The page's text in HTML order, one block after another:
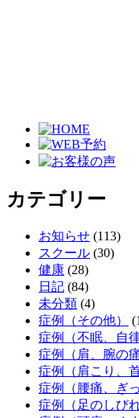
カテゴリー
お知らせ (113)
スクール (30)
健康 (28)
日記 (84)
未分類 (4)
症例（その他）
症例（不眠、自
症例（肩、腕の痛
症例（肩こり、
症例（腰痛、ぎ
症例（足のしび